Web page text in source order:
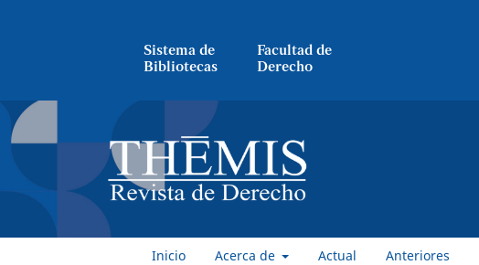
Sistema de
Bibliotecas
Facultad de
Derecho
Inicio Acerca de Actual Anteriores